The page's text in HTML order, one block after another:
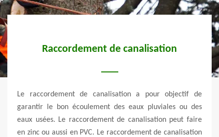
Raccordement de canalisation
Le raccordement de canalisation a pour objectif de
garantir le bon écoulement des eaux pluviales ou des
eaux usées. Le raccordement de canalisation peut faire
en zinc ou aussi en PVC. Le raccordement de canalisation